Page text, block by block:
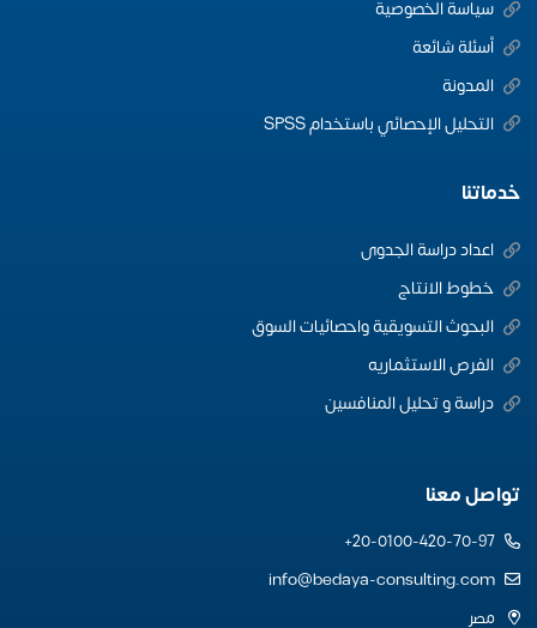
سياسة الخصوصية
أسئلة شائعة
المدونة
التحليل الإحصائي باستخدام SPSS
خدماتنا
اعداد دراسة الجدوى
خطوط الانتاج
البحوث التسويقية واحصائيات السوق
الفرص الاستثماريه
دراسة و تحليل المنافسين
تواصل معنا
20-0100-420-70-97+
info@bedaya-consulting.com
مصر